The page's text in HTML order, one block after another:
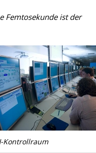
Femtosekunde ist der
Kontrollraum